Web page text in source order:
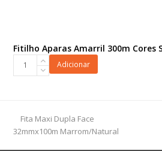
Fitilho Aparas Amarril 300m Cores
Fitilho
Sortidas
quantidade
Adicionar
previous
post:
Fita Maxi Dupla Face
32mmx100m Marrom/Natural